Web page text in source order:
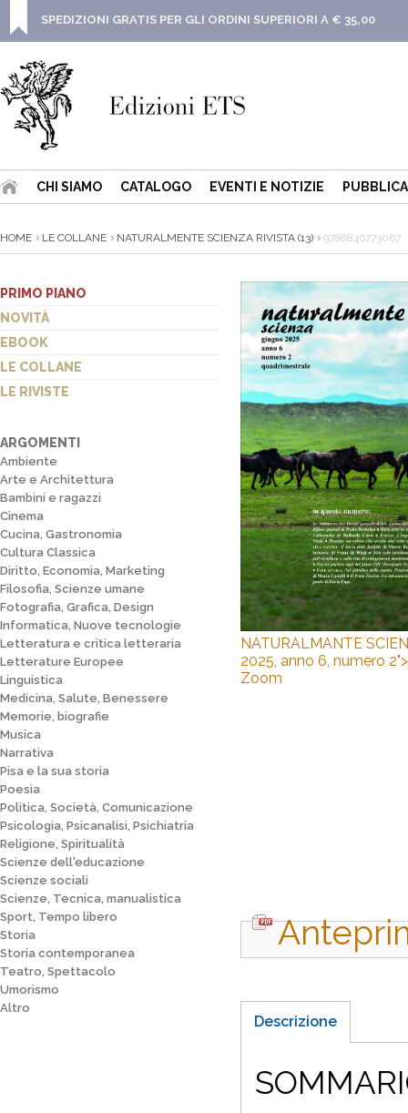
SPEDIZIONI GRATIS PER GLI ORDINI SUPERIORI A € 35,00
CHI SIAMO CATALOGO EVENTI E NOTIZIE
HOME LE COLLANE NATURALMENTE SCIENZA RIVISTA (13) 9788846773067
PRIMO PIANO
NOVITÀ
EBOOK
LE COLLANE
LE RIVISTE
ARGOMENTI
Ambiente
Arte e Architettura
Bambini e ragazzi
Cinema
Cucina, Gastronomia
Cultura Classica
Diritto, Economia, Marketing
Filosofia, Scienze umane
Fotografia, Grafica, Design
Informatica, Nuove tecnologie
Letteratura e critica letteraria
Letterature Europee
Linguistica
Medicina, Salute, Benessere
Memorie, biografie
Musica
Narrativa
Pisa e la sua storia
Poesia
Politica, Società, Comunicazione
Psicologia, Psicanalisi, Psichiatria
Religione, Spiritualità
Scienze dell'educazione
Scienze sociali
Scienze, Tecnica, manualistica
Sport, Tempo libero
Storia
Storia contemporanea
Teatro, Spettacolo
Umorismo
Altro
NATURALMANTE
2025, anno 6, numero 2">
Zoom
Descrizione